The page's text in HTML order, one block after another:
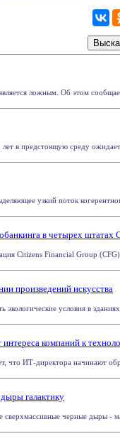
ложным. Об этом
в предстоящую среду
узкий поток
в четырех
Citizens Financial Group
произведений искусства
экологические условия в
компаний к
ИТ-директора начинают
галактику
черные дыры -